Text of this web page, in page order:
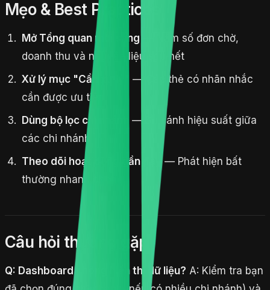
Mẹo & Best Practices
Mở Tổng quan mỗi sáng — Nắm số đơn chờ,
doanh thu và nguyên liệu sắp hết
Xử lý mục "Cần xử lý"
— Các thẻ có nhãn nhắc
cần được ưu tiên
Dùng bộ lọc chi nhánh
— So sánh hiệu suất giữa
các chi nhánh
Theo dõi hoạt động gần đây — Phát hiện bất
thường nhanh chóng
Câu hỏi thường gặp
Q: Dashboard không hiển thị dữ liệu? A: Kiểm tra bạn